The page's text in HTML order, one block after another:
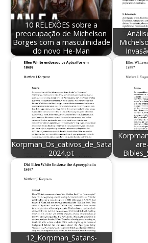
10 RELEXÕES sobre a
preocupação de Michelson
Borges com a masculinidade
do novo He-Man
2024.pt
12_Korpman_Satans-